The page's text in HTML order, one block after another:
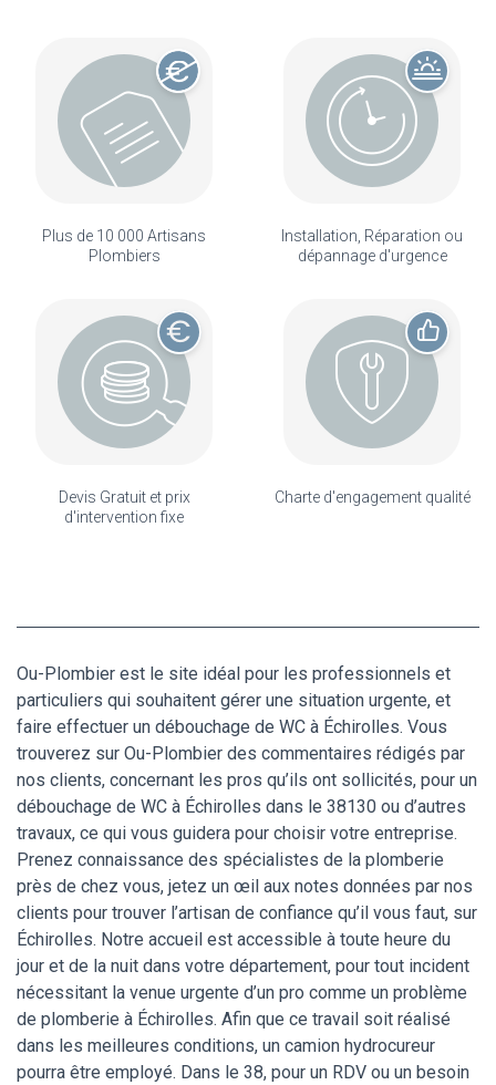
Plus de 10 000 Artisans
Plombiers
Installation, Réparation ou
dépannage d'urgence
Devis Gratuit et prix
d'intervention fixe
Charte d'engagement qualité
Ou-Plombier est le site idéal pour les professionnels et
particuliers qui souhaitent gérer une situation urgente, et
faire effectuer un débouchage de WC à Échirolles. Vous
trouverez sur Ou-Plombier des commentaires rédigés par
nos clients, concernant les pros qu’ils ont sollicités, pour un
débouchage de WC à Échirolles dans le 38130 ou d’autres
travaux, ce qui vous guidera pour choisir votre entreprise.
Prenez connaissance des spécialistes de la plomberie
près de chez vous, jetez un œil aux notes données par nos
clients pour trouver l’artisan de confiance qu’il vous faut, sur
Échirolles. Notre accueil est accessible à toute heure du
jour et de la nuit dans votre département, pour tout incident
nécessitant la venue urgente d’un pro comme un problème
de plomberie à Échirolles. Afin que ce travail soit réalisé
dans les meilleures conditions, un camion hydrocureur
pourra être employé. Dans le 38, pour un RDV ou un besoin